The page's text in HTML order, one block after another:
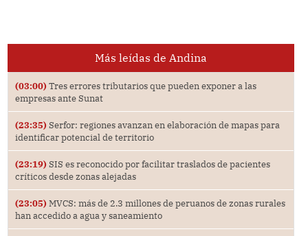
Más leídas de Andina
(03:00) Tres errores tributarios que pueden exponer a las
empresas ante Sunat
(23:35) Serfor: regiones avanzan en elaboración de mapas para
identificar potencial de territorio
(23:19) SIS es reconocido por facilitar traslados de pacientes
críticos desde zonas alejadas
(23:05) MVCS: más de 2.3 millones de peruanos de zonas rurales
han accedido a agua y saneamiento